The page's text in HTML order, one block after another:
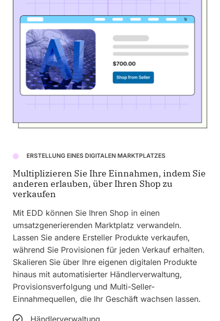
ERSTELLUNG EINES DIGITALEN MARKTPLATZES
Multiplizieren Sie Ihre Einnahmen, indem Sie
anderen erlauben, über Ihren Shop zu
verkaufen
Mit EDD können Sie Ihren Shop in einen
umsatzgenerierenden Marktplatz verwandeln.
Lassen Sie andere Ersteller Produkte verkaufen,
während Sie Provisionen für jeden Verkauf erhalten.
Skalieren Sie über Ihre eigenen digitalen Produkte
hinaus mit automatisierter Händlerverwaltung,
Provisionsverfolgung und Multi-Seller-
Einnahmequellen, die Ihr Geschäft wachsen lassen.